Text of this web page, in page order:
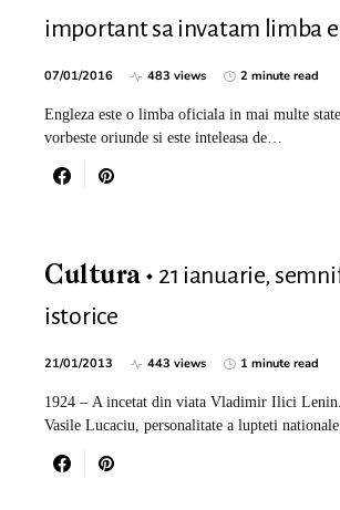
important sa invatam limba
07/01/2016 483 views 2 minute read
Engleza este o limba oficiala in mai multe
vorbeste oriunde si este inteleasa de…
Cultura
21 ianuarie,
istorice
21/01/2013 443 views 1 minute read
1924 – A incetat din viata Vladimir Ilici
Vasile Lucaciu, personalitate a lupteti